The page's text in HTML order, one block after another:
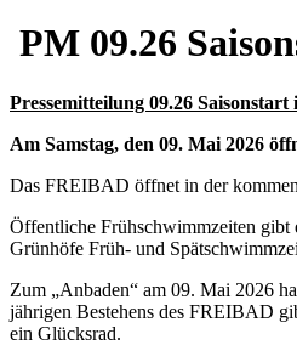
PM 09.26
Pressemitteilung 09.26
Am Samstag, den 09. Mai 2026
Das FREIBAD öffnet in der
Öffentliche Frühschwimmzeiten
Grünhöfe Früh- und
Zum „Anbaden“ am 09. Mai 2026
jährigen Bestehens des FREIBAD
ein Glücksrad.